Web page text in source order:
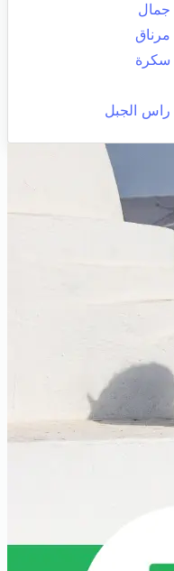
جمال
مرناق
سكرة
راس الجبل